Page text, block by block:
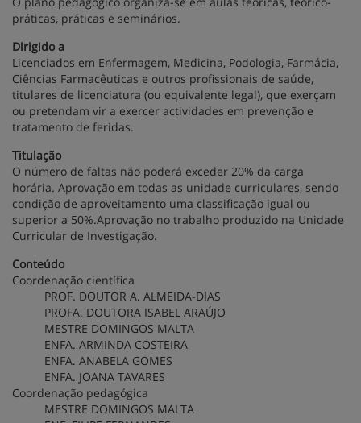
práticas, práticas e seminários.
Dirigido a
Licenciados em Enfermagem, Medicina, Podologia, Farmácia,
Ciências Farmacêuticas e outros profissionais de saúde,
titulares de licenciatura (ou equivalente legal), que exerçam
ou pretendam vir a exercer actividades em prevenção e
tratamento de feridas.
Titulação
O número de faltas não poderá exceder 20% da carga
horária. Aprovação em todas as unidade curriculares, sendo
condição de aproveitamento uma classificação igual ou
superior a 50%.Aprovação no trabalho produzido na Unidade
Curricular de Investigação.
Conteúdo
Coordenação científica
PROF. DOUTOR A. ALMEIDA-DIAS
PROFA. DOUTORA ISABEL ARAÚJO
MESTRE DOMINGOS MALTA
ENFA. ARMINDA COSTEIRA
ENFA. ANABELA GOMES
ENFA. JOANA TAVARES
Coordenação pedagógica
MESTRE DOMINGOS MALTA